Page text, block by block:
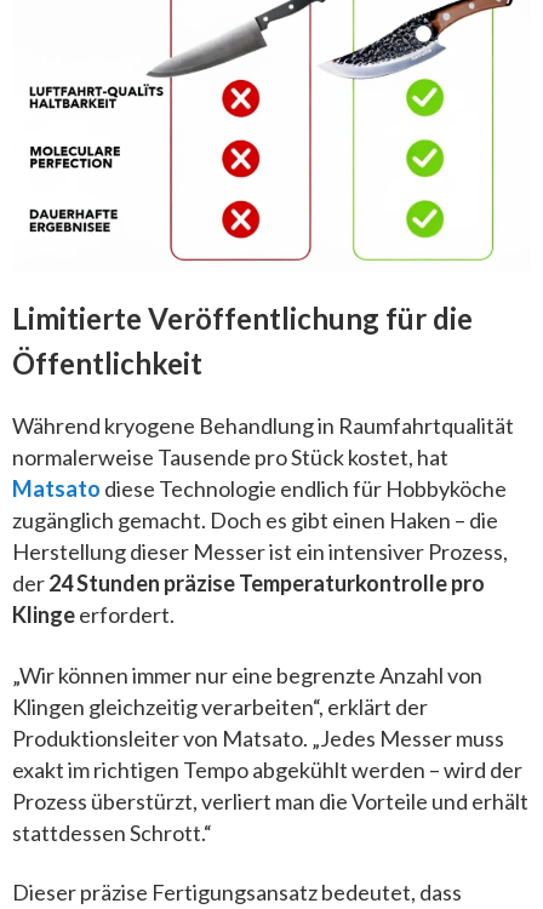
Limitierte Veröffentlichung für die
Öffentlichkeit
Während kryogene Behandlung in Raumfahrtqualität
normalerweise Tausende pro Stück kostet, hat
Matsato diese Technologie endlich für Hobbyköche
zugänglich gemacht. Doch es gibt einen Haken – die
Herstellung dieser Messer ist ein intensiver Prozess,
der24 Stunden präzise Temperaturkontrolle pro
Klingeerfordert.
„Wir können immer nur eine begrenzte Anzahl von
Klingen gleichzeitig verarbeiten“, erklärt der
Produktionsleiter von Matsato. „Jedes Messer muss
exakt im richtigen Tempo abgekühlt werden – wird der
Prozess überstürzt, verliert man die Vorteile und erhält
stattdessen Schrott.“
Dieser präzise Fertigungsansatz bedeutet, dass